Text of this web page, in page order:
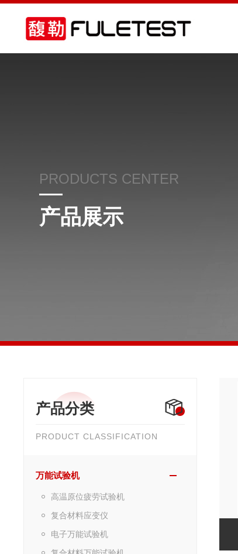
PRODUCTS CENTER
产品展示
产品分类
PRODUCT CLASSIFICATION
万能试验机
高温原位疲劳试验机
复合材料应变仪
电子万能试验机